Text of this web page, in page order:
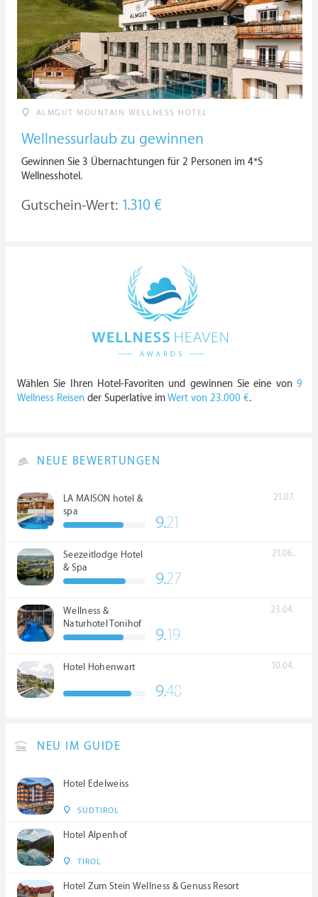
ALMGUT MOUNTAIN WELLNESS HOTEL
Wellnessurlaub zu gewinnen
Gewinnen Sie 3 Übernachtungen für 2 Personen im 4*S
Wellnesshotel.
Gutschein-Wert: 1.310 €
Wählen Sie Ihren Hotel-Favoriten und gewinnen Sie eine von 9
Wellness Reisen der Superlative imWert von 23.000 €.
NEUE BEWERTUNGEN
LA MAISON hotel &
spa
21.07.
9.21
Seezeitlodge Hotel
& Spa
21.06.
9.27
Wellness &
Naturhotel Tonihof
****S
23.04.
9.19
Hotel Hohenwart 10.04.
9.48
NEU IM GUIDE
Hotel Edelweiss
SÜDTIROL
Hotel Alpenhof
TIROL
Hotel Zum Stein Wellness & Genuss Resort